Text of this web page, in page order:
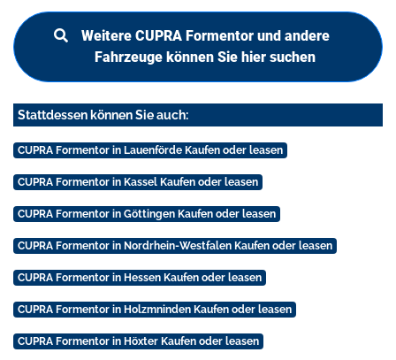
Weitere CUPRA Formentor und andere
Fahrzeuge können Sie hier suchen
Stattdessen können Sie auch:
CUPRA Formentor in Lauenförde Kaufen oder leasen
CUPRA Formentor in Kassel Kaufen oder leasen
CUPRA Formentor in Göttingen Kaufen oder leasen
CUPRA Formentor in Nordrhein-Westfalen Kaufen oder leasen
CUPRA Formentor in Hessen Kaufen oder leasen
CUPRA Formentor in Holzmninden Kaufen oder leasen
CUPRA Formentor in Höxter Kaufen oder leasen